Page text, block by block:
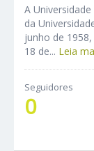
A
da
junho de
18 de... Leia
Seguidores
0